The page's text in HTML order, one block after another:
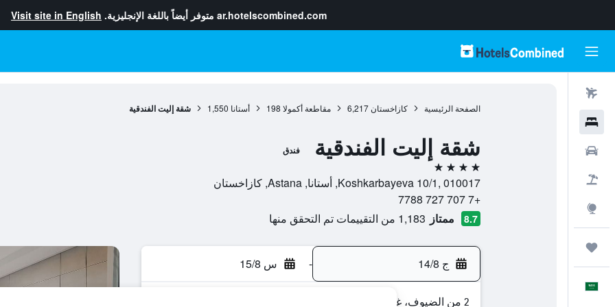
ar.hotelscombined.com متوفر أيضاً باللغة الإنجليزية. Visit site in English
الصفحة الرئيسية كازاخستان 6,217 مقاطعة أكمولا 198 أستانا 1,550 شقة إليت الفندقية
شقة إليت الفندقية فندق
4 نجوم
Koshkarbayeva 10/1, 010017, أستانا, Astana, كازاخستان
+7 707 727 7788
8.7 ممتاز 1,183 من التقييمات تم التحقق منها
ج 14/8 - س 15/8
2 من الضيوف، غرفة واحدة